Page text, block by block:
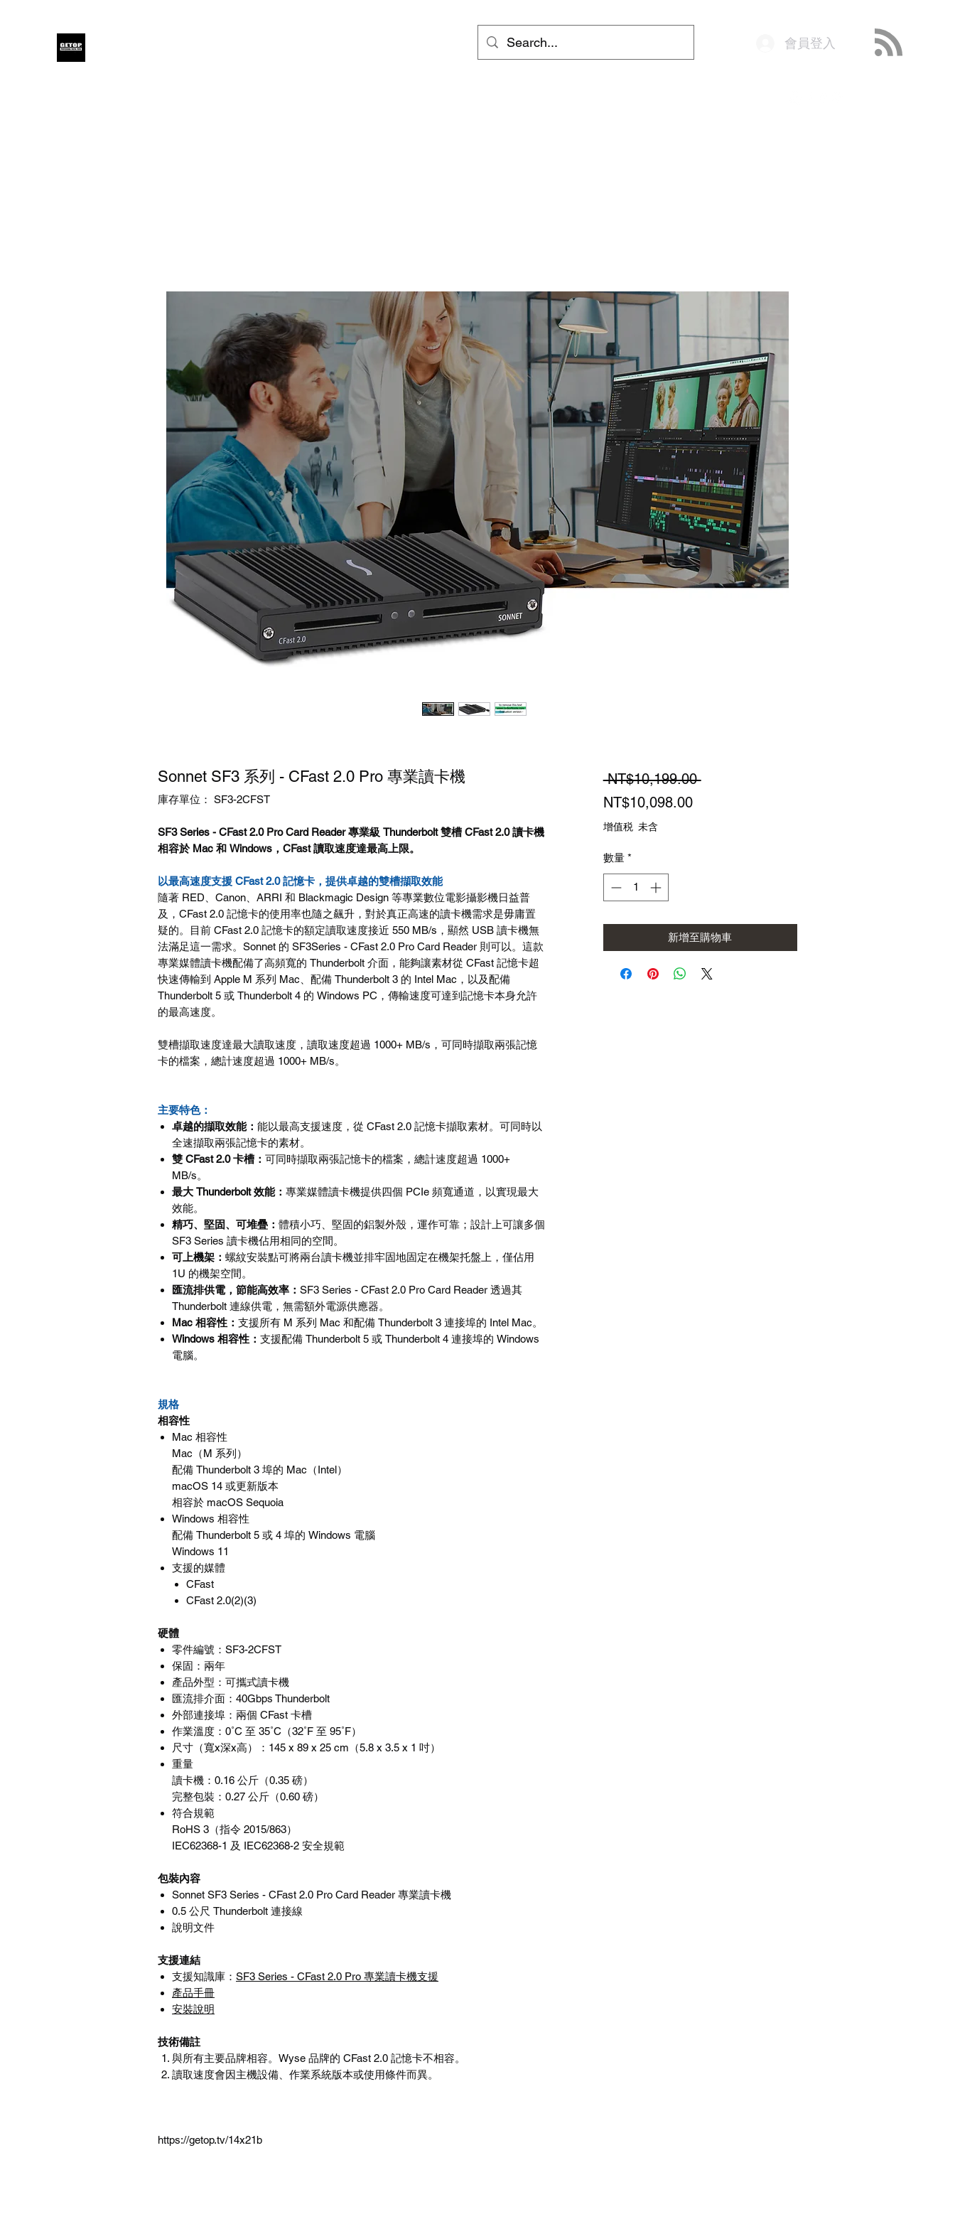
會員登入
Sonnet SF3 系列 - CFast 2.0 Pro 專業讀卡機
庫存單位： SF3-2CFST
SF3 Series - CFast 2.0 Pro Card Reader專業級 Thunderbolt雙槽 CFast 2.0讀卡機
相容於Mac 和 Windows ， CFast讀取速度達最高上限。
以最高速度支援 CFast 2.0 記憶卡，提供卓越的雙槽擷取效能
隨著 RED Canon ARRI 和 Blackmagic Design 等專業數位電影攝影機日益普
及， CFast 2.0 記憶卡的使用率也隨之飆升，對於真正高速的讀卡機需求是毋庸置
疑的。目前 CFast 2.0 記憶卡的額定讀取速度接近 550 MB/s ，顯然 USB 讀卡機無
法滿足這一需求。 Sonnet 的 SF3Series - CFast 2.0 Pro Card Reader 則可以。這款
專業媒體讀卡機配備了高頻寬的 Thunderbolt 介面，能夠讓素材從 CFast 記憶卡超
快速傳輸到 Apple M 系列 Mac 、配備 Thunderbolt 3 的 Intel Mac ，以及配備
Thunderbolt 5 或 Thunderbolt 4 的 Windows PC ，傳輸速度可達到記憶卡本身允許
的最高速度。
雙槽擷取速度達最大讀取速度，讀取速度超過 1000+ MB/s ，可同時擷取兩張記憶
卡的檔案，總計速度超過 1000+ MB/s。
主要特色：
卓越的擷取效能： 能以最高支援速度，從 CFast 2.0 記憶卡擷取素材。可同時以
全速擷取兩張記憶卡的素材。
雙 CFast 2.0卡槽： 可同時擷取兩張記憶卡的檔案，總計速度超過 1000+
MB/s。
最大 Thunderbolt效能： 專業媒體讀卡機提供四個 PCIe 頻寬通道，以實現最大
效能。
精巧、堅固、可堆疊 ： 體積小巧、堅固的鋁製外殼，運作可靠；設計上可讓多個
SF3 Series 讀卡機佔用相同的空間。
可上機架 ： 螺紋安裝點可將兩台讀卡機並排牢固地固定在機架托盤上，僅佔用
1U 的機架空間。
匯流排供電，節能高效率： SF3 Series - CFast 2.0 Pro Card Reader 透過其
Thunderbolt 連線供電，無需額外電源供應器。
Mac 相容性 ： 支援所有 M 系列 Mac 和配備 Thunderbolt 3 連接埠的 Intel Mac。
Windows 相容性 ： 支援配備 Thunderbolt 5 或 Thunderbolt 4 連接埠的 Windows
電腦。
規格
相容性
Mac 相容性
Mac （M 系列）
配備 Thunderbolt 3 埠的 Mac （Intel）
macOS 14 或更新版本
相容於 macOS Sequoia
Windows 相容性
配備 Thunderbolt 5 或 4 埠的 Windows 電腦
Windows 11
支援的媒體
CFast
CFast 2.0(2)(3)
硬體
零件編號： SF3-2CFST
保固：兩年
產品外型：可攜式讀卡機
匯流排介面： 40Gbps Thunderbolt
外部連接埠：兩個 CFast 卡槽
作業溫度： 0˚C 至 35˚C （32˚F 至 95˚F）
尺寸（寬x深x高）： 145 x 89 x 25 cm （5.8 x 3.5 x 1 吋）
重量
讀卡機： 0.16 公斤（0.35 磅）
完整包裝： 0.27 公斤（0.60 磅）
符合規範
RoHS 3 （指令 2015/863）
IEC62368-1 及 IEC62368-2 安全規範
包裝內容
Sonnet SF3 Series - CFast 2.0 Pro Card Reader 專業讀卡機
0.5 公尺 Thunderbolt 連接線
說明文件
支援連結
支援知識庫： SF3 Series - CFast 2.0 Pro 專業讀卡機支援
產品手冊
安裝說明
技術備註
與所有主要品牌相容。 Wyse 品牌的 CFast 2.0 記憶卡不相容。
讀取速度會因主機設備、作業系統版本或使用條件而異。
https://getop.tv/14x21b
NT$10,199.00 一
NT$10,098.00促
增值税 未含
數量 *
新增至購物車